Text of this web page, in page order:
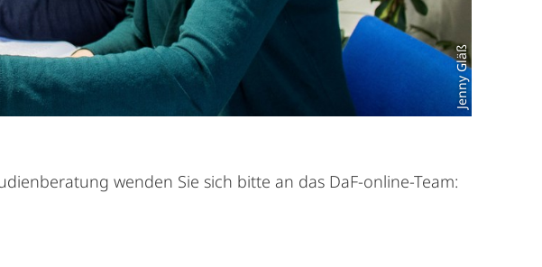
Jenny Gläß
wenden Sie sich bitte an das DaF-online-Team: